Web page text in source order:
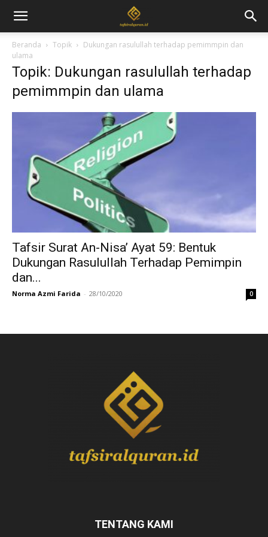
Beranda Topik
Dukungan rasulullah terhadap pemimmpin dan
ulama
Topik: Dukungan rasulullah terhadap
pemimmpin dan ulama
Tafsir Surat An-Nisa’ Ayat 59: Bentuk
Dukungan Rasulullah Terhadap Pemimpin
dan...
Norma Azmi Farida - 28/10/2020 0
TENTANG KAMI